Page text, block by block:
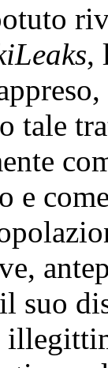
,
tale
e
suo